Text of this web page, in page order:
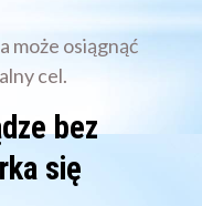
może osiągnąć
cel.
bez
się